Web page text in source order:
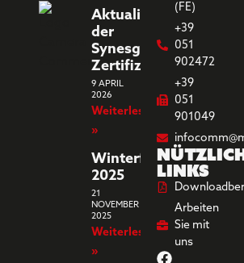
Aktualisierung
der
Synesgy-
Zertifizierung
9 APRIL
2026
Weiterlesen
»
Winterferien
2025
21
NOVEMBER
2025
Weiterlesen
»
(FE)
+39
051
902472
+39
051
901049
Links
Arbeiten
Sie mit
uns